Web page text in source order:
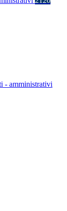
- amministrativi